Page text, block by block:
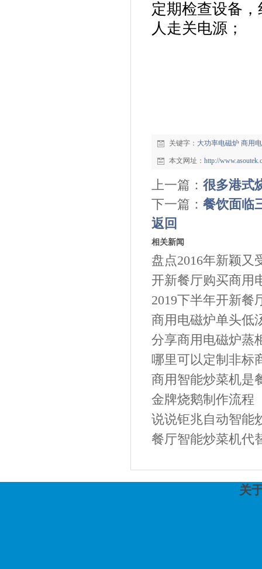
定期检查设备
人走关电源；
关键字： 大功率电磁炉 商用
本文网址： http://
上一篇： 很多港式
下一篇： 餐饮面临
返回
相关新闻
盘点2016年新颖又
开新餐厅购买商用
2019下半年开新餐
商用电磁炉单头低
分享商用电磁炉蒸
哪里可以定制非标
商用智能炒菜机是
金牌烧鹅制作流程
说说钜兆自动智能
餐厅智能炒菜机代
关